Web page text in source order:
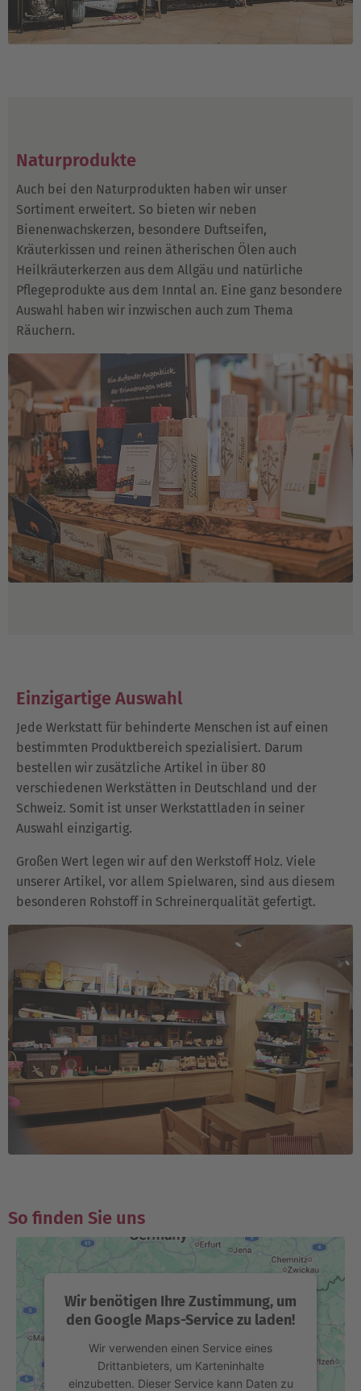
Naturprodukte
Auch bei den Naturprodukten haben wir unser
Sortiment erweitert. So bieten wir neben
Bienenwachskerzen, besondere Duftseifen,
Kräuterkissen und reinen ätherischen Ölen auch
Heilkräuterkerzen aus dem Allgäu und natürliche
Pflegeprodukte aus dem Inntal an. Eine ganz besondere
Auswahl haben wir inzwischen auch zum Thema
Räuchern.
Einzigartige Auswahl
Jede Werkstatt für behinderte Menschen ist auf einen
bestimmten Produktbereich spezialisiert. Darum
bestellen wir zusätzliche Artikel in über 80
verschiedenen Werkstätten in Deutschland und der
Schweiz. Somit ist unser Werkstattladen in seiner
Auswahl einzigartig.
Großen Wert legen wir auf den Werkstoff Holz. Viele
unserer Artikel, vor allem Spielwaren, sind aus diesem
besonderen Rohstoff in Schreinerqualität gefertigt.
So finden Sie uns
Wir benötigen Ihre Zustimmung, um
den Google Maps-Service zu laden!
Wir verwenden einen Service eines
Drittanbieters, um Karteninhalte
einzubetten. Dieser Service kann Daten zu